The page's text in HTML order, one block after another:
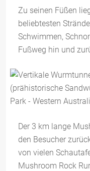
Zu seinen Füßen
beliebtesten
Schwimmen,
Fußweg hin und
Der 3 km lange
den Besucher
von vielen
Mushroom Rock